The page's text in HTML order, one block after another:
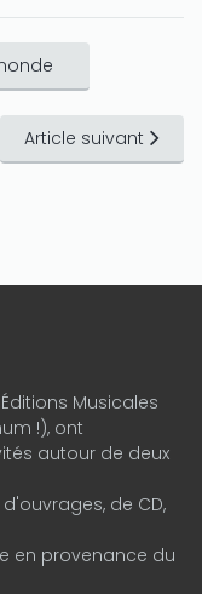
Article suivant
Musicales
!), ont
autour de deux
de CD,
en provenance du